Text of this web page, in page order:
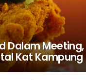
Dalam Meeting,
Kat Kampung